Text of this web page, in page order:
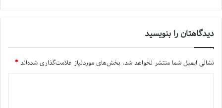
دیدگاهتان را بنویسید
نشانی ایمیل شما منتشر نخواهد شد. بخش‌های موردنیاز علامت‌گذاری شده‌اند*